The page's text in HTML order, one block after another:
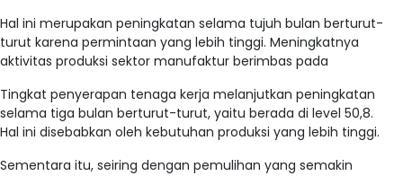
Hal ini merupakan peningkatan selama tujuh bulan berturut-
turut karena permintaan yang lebih tinggi. Meningkatnya
aktivitas produksi sektor manufaktur berimbas pada
Tingkat penyerapan tenaga kerja melanjutkan peningkatan
selama tiga bulan berturut-turut, yaitu berada di level 50,8.
Hal ini disebabkan oleh kebutuhan produksi yang lebih tinggi.
Sementara itu, seiring dengan pemulihan yang semakin